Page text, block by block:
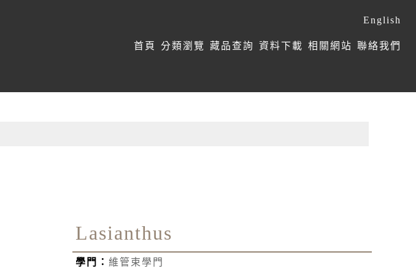
首頁 分類瀏覽 藏品查詢 資料下載 相關網站 聯絡我們
English
Lasianthus
學門： 維管束學門